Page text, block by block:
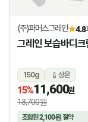
(주)파머스그레인★4.8
그레인 보습바디크
150g 상온
15%11,600원
13,700원
조합원2,100원 절약